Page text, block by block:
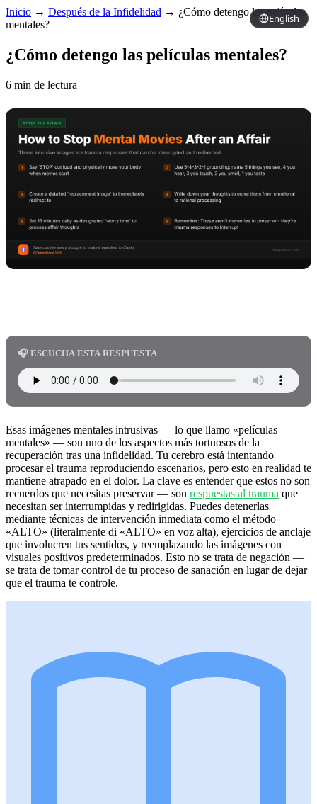
English
Inicio → Después de la Infidelidad → ¿Cómo detengo las películas
mentales?
¿Cómo detengo las películas mentales?
6 min de lectura
🎧 ESCUCHA ESTA RESPUESTA
Esas imágenes mentales intrusivas — lo que llamo «películas
mentales» — son uno de los aspectos más tortuosos de la
recuperación tras una infidelidad. Tu cerebro está intentando
procesar el trauma reproduciendo escenarios, pero esto en realidad te
mantiene atrapado en el dolor. La clave es entender que estos no son
recuerdos que necesitas preservar — son respuestas al trauma que
necesitan ser interrumpidas y redirigidas. Puedes detenerlas
mediante técnicas de intervención inmediata como el método
«ALTO» (literalmente di «ALTO» en voz alta), ejercicios de anclaje
que involucren tus sentidos, y reemplazando las imágenes con
visuales positivos predeterminados. Esto no se trata de negación —
se trata de tomar control de tu proceso de sanación en lugar de dejar
que el trauma te controle.